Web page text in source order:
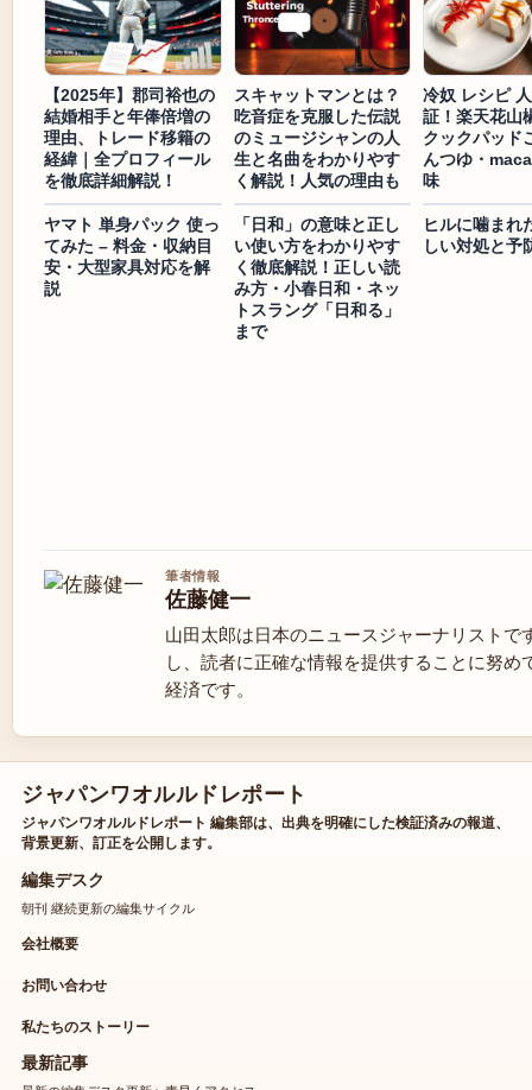
【2025年】郡司裕也の
結婚相手と年俸倍増の
理由、トレード移籍の
経緯｜全プロフィール
を徹底詳細解説！
スキャットマンとは？
吃音症を克服した伝説
のミュージシャンの人
生と名曲をわかりやす
く解説！人気の理由も
冷奴 レシピ
証！楽天花山
クックパッド
んつゆ・
味
ヤマト 単身パック 使っ
てみた – 料金・収納目
安・大型家具対応を解
説
「日和」の意味と正し
い使い方をわかりやす
く徹底解説！正しい読
み方・小春日和・ネッ
トスラング「日和る」
まで
ヒルに噛まれ
しい対処と予
筆者情報
佐藤健一
山田太郎は日本のニュースジャーナリストで
し、読者に正確な情報を提供することに努
経済です。
ジャパンワオルルドレポート
ジャパンワオルルドレポート 編集部は、出典を明確にした検証済みの報道、
背景更新、訂正を公開します。
編集デスク
朝刊 継続更新の編集サイクル
会社概要
お問い合わせ
私たちのストーリー
最新記事